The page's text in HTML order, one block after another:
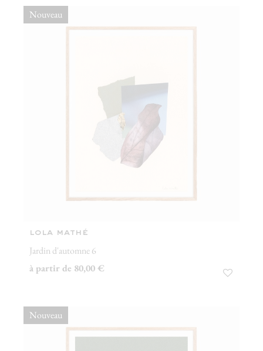
Nouveau
lola mathé
Jardin d'automne 6
à partir de 80,00 €
Nouveau